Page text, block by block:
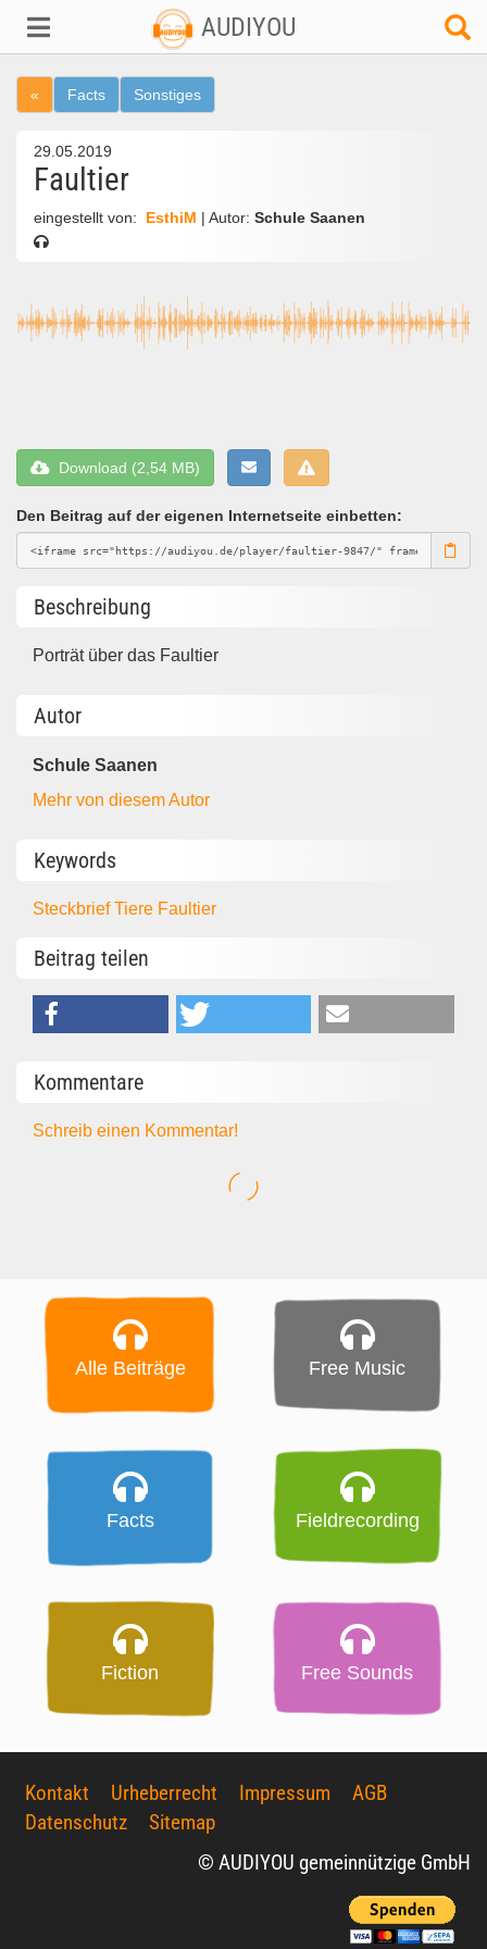
AUDIYOU
« Facts Sonstiges
29.05.2019
Faultier
eingestellt von: EsthiM | Autor: Schule Saanen
Download (2,54 MB)
Den Beitrag auf der eigenen Internetseite einbetten:
Beschreibung
Porträt über das Faultier
Autor
Schule Saanen
Mehr von diesem Autor
Keywords
SteckbriefTiere Faultier
Beitrag teilen
Kommentare
Schreib einen Kommentar!
Alle Beiträge Free Music
Facts Fieldrecording
Fiction Free Sounds
Kontakt Urheberrecht Impressum
AGB
Datenschutz
Sitemap
© AUDIYOU gemeinnützige GmbH